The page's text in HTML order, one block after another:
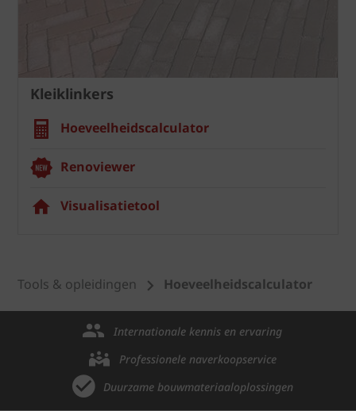
Kleiklinkers
Hoeveelheidscalculator
Renoviewer
Visualisatietool
Tools & opleidingen Hoeveelheidscalculator
Internationale kennis en ervaring
Professionele naverkoopservice
Duurzame bouwmateriaaloplossingen